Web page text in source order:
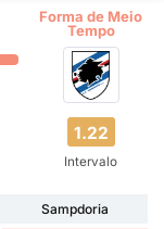
Forma de Meio
Tempo
1.22
Intervalo
Sampdoria